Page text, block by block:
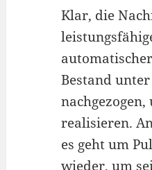
Klar, die
Bestand
realisieren.
es geht um
wieder, um